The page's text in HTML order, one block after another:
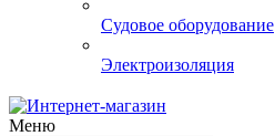
Судовое оборудование
Электроизоляция
Меню